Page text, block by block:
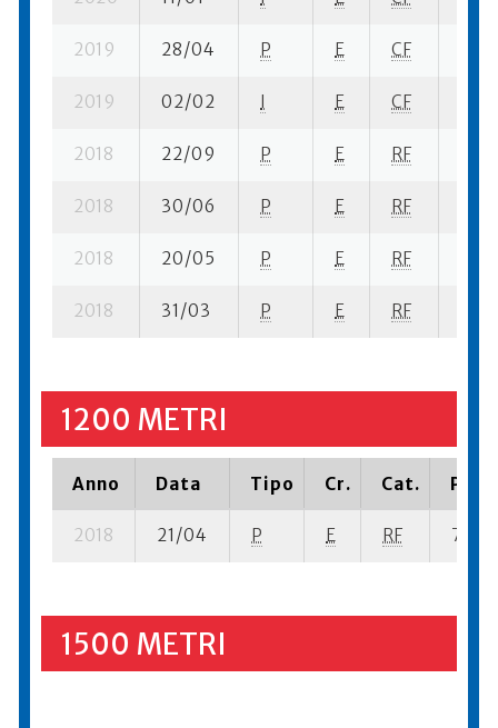
2019 28/04 P E CF
2019 02/02 I E CF
2018 22/09 P E RF
2018 30/06 P E RF
2018 20/05 P E RF
2018 31/03 P E RF
1200 METRI
Anno Data Tipo Cr. Cat.
2018 21/04 P E RF 7 su-
1500 METRI